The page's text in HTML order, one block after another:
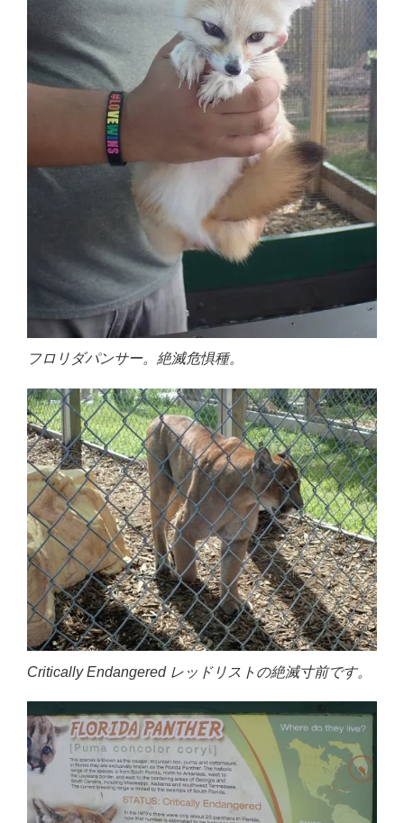
フロリダパンサー。絶滅危惧種。
Critically Endangered レッドリストの絶滅寸前です。